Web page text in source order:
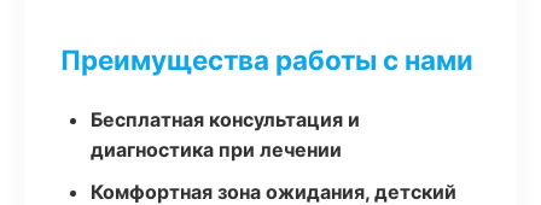
Преимущества работы с нами
Бесплатная консультация и
диагностика при лечении
Комфортная зона ожидания, детский